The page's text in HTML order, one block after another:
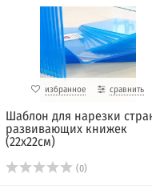
избранное сравнить
Шаблон для нарезки
развивающих книжек
(22х22см)
(0)